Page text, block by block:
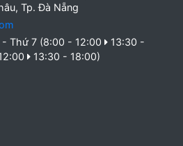
Tp. Đà Nẵng
Thứ 7 (8:00 - 12:00
13:30 -
13:30 - 18:00)